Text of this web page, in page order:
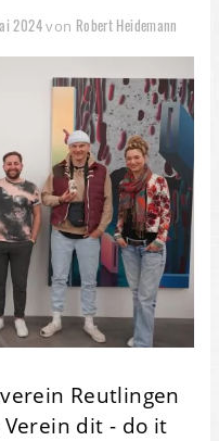
2024von Robert Heidemann
Reutlingen
dit - do it